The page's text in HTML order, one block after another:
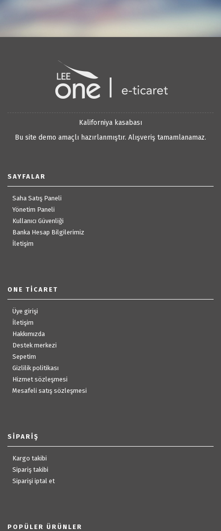
Kaliforniya kasabası
Bu site demo amaçlı hazırlanmıştır. Alışveriş tamamlanamaz.
SAYFALAR
Saha Satış Paneli
Yönetim Paneli
Kullanıcı Güvenliği
Banka Hesap Bilgilerimiz
İletişim
ONE TICARET
Üye girişi
İletişim
Hakkımızda
Destek merkezi
Sepetim
Gizlilik politikası
Hizmet sözleşmesi
Mesafeli satış sözleşmesi
SIPARIŞ
Kargo takibi
Sipariş takibi
Siparişi iptal et
POPÜLER ÜRÜNLER